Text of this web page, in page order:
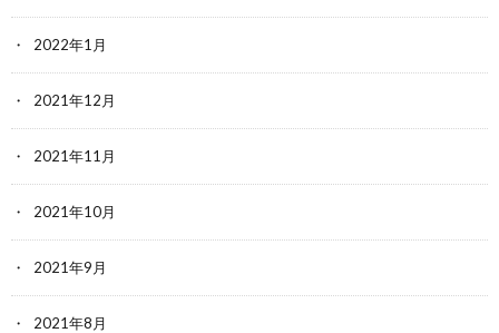
2022年1月
2021年12月
2021年11月
2021年10月
2021年9月
2021年8月